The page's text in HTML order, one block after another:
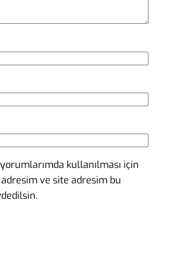
kullanılması için
adresim ve site adresim bu